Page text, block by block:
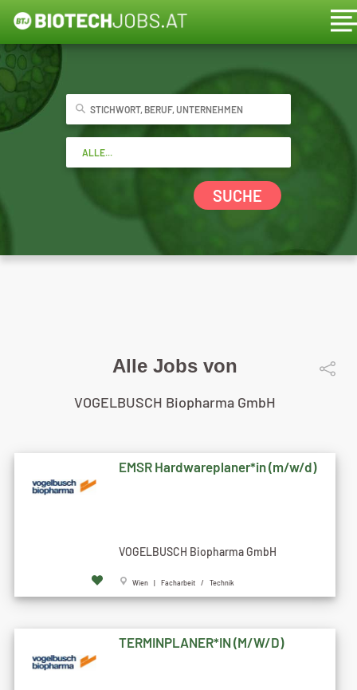
SUCHE
Alle Jobs von
VOGELBUSCH Biopharma GmbH
EMSR Hardwareplaner*in (m/w/d)
VOGELBUSCH Biopharma GmbH
Wien | Facharbeit / Technik
TERMINPLANER*IN (M/W/D)